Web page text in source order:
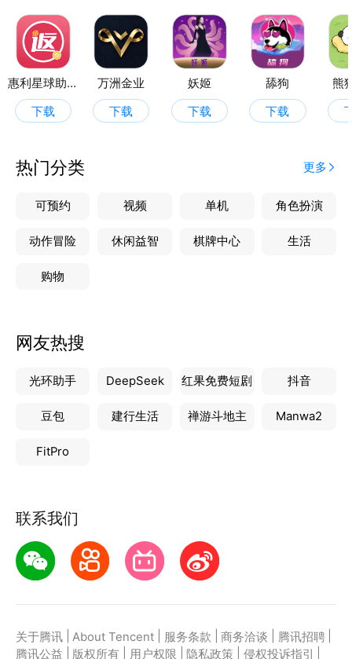
惠利星球助手
下载
万洲金业
下载
妖姬
下载
舔狗
下载
熊
热门分类 更多
可预约 视频 单机 角色扮演
动作冒险 休闲益智 棋牌中心 生活
购物
网友热搜
光环助手 DeepSeek 红果免费短剧 抖音
豆包 建行生活 禅游斗地主 Manwa2
FitPro
联系我们
关于腾讯 About Tencent 服务条款 商务洽谈 腾讯招聘
腾讯公益
版权所有 用户权限 隐私政策 侵权投诉指引